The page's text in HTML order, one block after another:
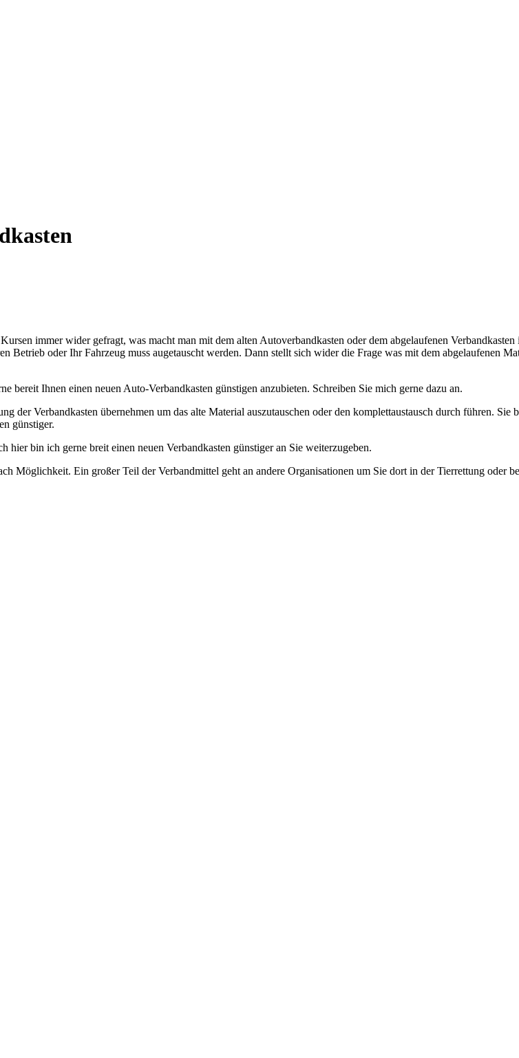
immer wider gefragt, was macht man mit dem alten Autoverbandkasten oder dem abgelaufenen
oder Ihr Fahrzeug muss augetauscht werden. Dann stellt sich wider die Frage was mit dem abgelaufenen
bereit Ihnen einen neuen Auto-Verbandkasten günstigen anzubieten. Schreiben Sie mich gerne dazu an.
der Verbandkasten übernehmen um das alte Material auszutauschen oder den komplettaustausch durch führen. Sie
günstiger.
bin ich gerne breit einen neuen Verbandkasten günstiger an Sie weiterzugeben.
Möglichkeit. Ein großer Teil der Verbandmittel geht an andere Organisationen um Sie dort in der Tierrettung oder